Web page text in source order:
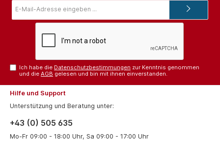
Mail-
Ich habe die Datenschutzbestimmungen zur Kenntnis genommen
und dieAGB gelesen und bin mit ihnen einverstanden.
Hilfe und Support
Unterstützung und Beratung unter:
+43 (0) 505 635
Mo-Fr 09:00 - 18:00 Uhr, Sa 09:00 - 17:00 Uhr